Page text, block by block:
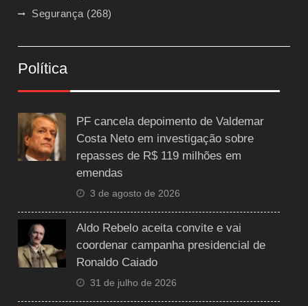
Segurança (268)
Política
PF cancela depoimento de Valdemar
Costa Neto em investigação sobre
repasses de R$ 119 milhões em
emendas
3 de agosto de 2026
Aldo Rebelo aceita convite e vai
coordenar campanha presidencial de
Ronaldo Caiado
31 de julho de 2026